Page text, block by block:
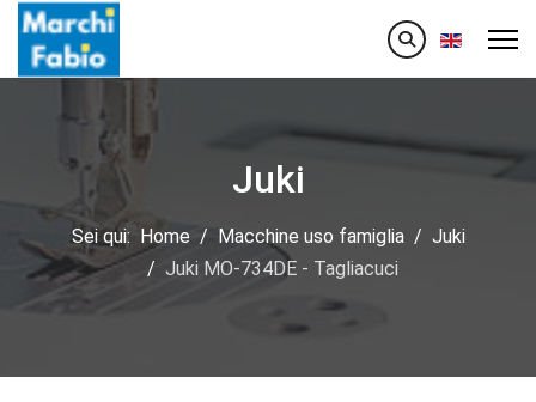
Seleziona
Juki
Sei qui: Home Macchine uso famiglia
Juki
Juki MO-734DE - Tagliacuci